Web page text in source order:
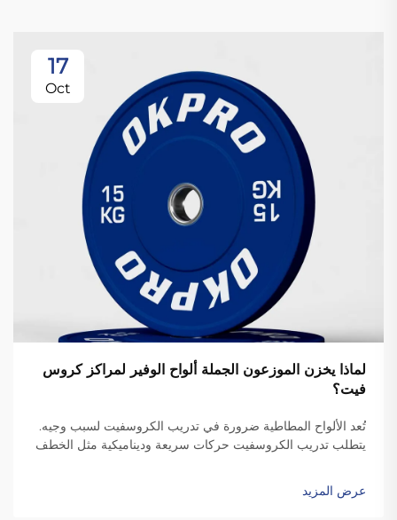
17
Oct
لماذا يخزن الموزعون الجملة ألواح الوفير لمراكز كروس
فيت؟
تُعد الألواح المطاطية ضرورة في تدريب الكروسفيت لسبب وجيه.
يتطلب تدريب الكروسفيت حركات سريعة وديناميكية مثل الخطف
القياسية، فإن الألواح المطاطية عالية الجودة تكون متينة بدرجة
كافية ل...
عرض المزيد